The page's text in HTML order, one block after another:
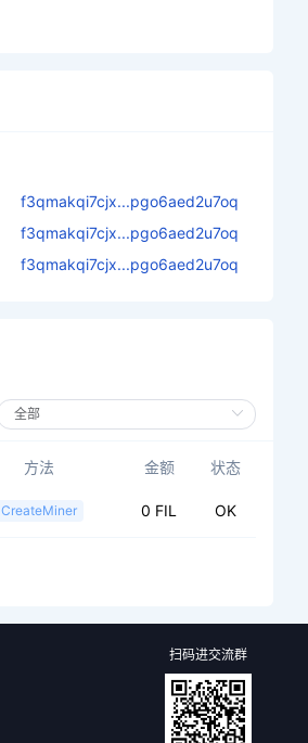
f3qmakqi7cjx...pgo6aed2u7oq
f3qmakqi7cjx...pgo6aed2u7oq
f3qmakqi7cjx...pgo6aed2u7oq
方法 金额 状态
CreateMiner 0 FIL OK
扫码进交流群